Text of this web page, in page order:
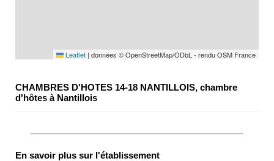
Leaflet | données © OpenStreetMap/ODbL - rendu OSM France
CHAMBRES D'HOTES 14-18 NANTILLOIS, chambre
d'hôtes à Nantillois
En savoir plus sur l'établissement